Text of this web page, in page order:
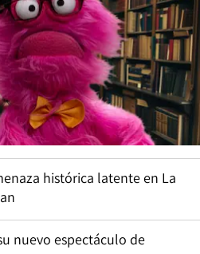
histórica latente en La
nuevo espectáculo de